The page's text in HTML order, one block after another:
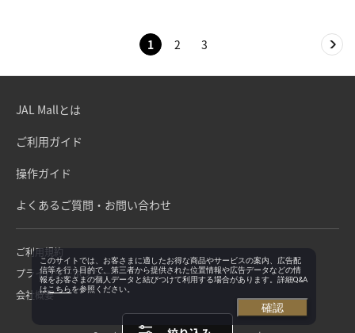
1 2 3
JAL Mallとは
ご利用ガイド
操作ガイド
よくあるご質問・お問い合わせ
ご利用規約
プライバシーポリシー
会社概要
このサイトでは、お客さまに適したお得な商品やサービスの案内、広告配
信等を行う目的で、第三者から提供された位置情報や広告データなどの情
報をお客さまの個人データと結びつけて利用する場合があります。詳細Q&A
はこちらを参照ください。
確認